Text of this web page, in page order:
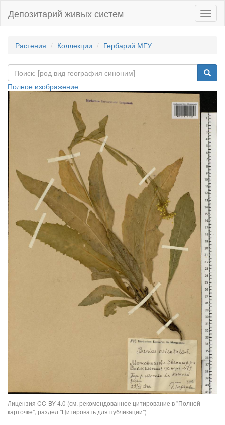
Депозитарий живых систем
Растения Коллекции Гербарий МГУ
Полное изображение
Лицензия CC-BY 4.0 (см. рекомендованное цитирование в "Полной
карточке", раздел "Цитировать для публикации")